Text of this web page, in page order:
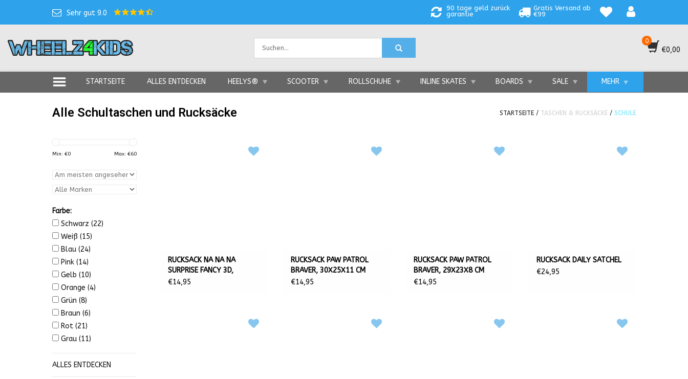
Sehr gut 9.0
90 tage geld zurück
garantie
Gratis Versand ab
€99
0
€0,00
STARTSEITE ALLES ENTDECKEN HEELYS® SCOOTER ROLLSCHUHE INLINE SKATES BOARDS SALE MEHR
Alle Schultaschen und Rucksäcke STARTSEITE / TASCHEN & RUCKSÄCKE / SCHULE
Min: €0 Max: €60
Farbe:
Schwarz (22)
Weiß (15)
Blau (24)
Pink (14)
Gelb (10)
Orange (4)
Grün (8)
Braun (6)
Rot (21)
Grau (11)
ALLES ENTDECKEN
RUCKSACK NA NA NA
SURPRISE FANCY 3D,
3125X12 CM
€14,95
RUCKSACK PAW PATROL
BRAVER, 30X25X11 CM
€14,95
RUCKSACK PAW PATROL
BRAVER, 29X23X8 CM
€14,95
RUCKSACK DAILY SATCHEL
€24,95